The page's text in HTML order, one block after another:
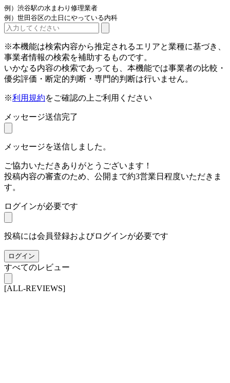
例）渋谷駅の水まわり修理業者
例）世田谷区の土日にやっている内科
※本機能は検索内容から推定されるエリアと業種に基づき、
事業者情報の検索を補助するものです。
いかなる内容の検索であっても、本機能では事業者の比較・
優劣評価・断定的判断・専門的判断は行いません。
※利用規約をご確認の上ご利用ください
メッセージ送信完了
メッセージを送信しました。
ご協力いただきありがとうございます！
投稿内容の審査のため、公開まで約3営業日程度いただきま
す。
ログインが必要です
投稿には会員登録およびログインが必要です
ログイン
すべてのレビュー
[ALL-REVIEWS]